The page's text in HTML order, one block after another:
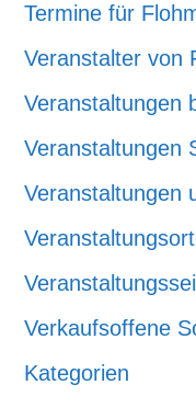
Termine für
Veranstalter von
Veranstaltungen
Veranstaltungen
Veranstaltungen
Verkaufsoffene
Kategorien